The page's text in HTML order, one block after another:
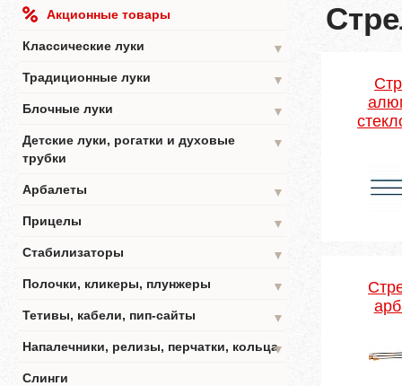
Акционные товары
Классические луки
▼
Традиционные луки
▼
Блочные луки
▼
Детские луки, рогатки и духовые
трубки
▼
Арбалеты
▼
Прицелы
▼
Стабилизаторы
▼
Полочки, кликеры, плунжеры
▼
Тетивы, кабели, пип-сайты
▼
Напалечники, релизы, перчатки, кольца▼
Слинги